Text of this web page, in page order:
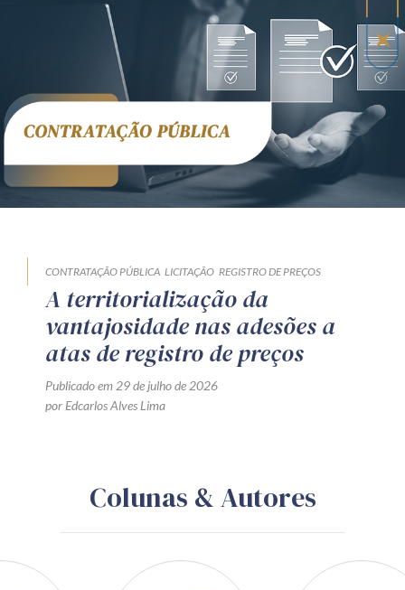
CONTRATAÇÃO PÚBLICA LICITAÇÃO REGISTRO DE PREÇOS
A territorialização da
vantajosidade nas adesões a
atas de registro de preços
Publicado em 29 de julho de 2026
por Edcarlos Alves Lima
Colunas & Autores